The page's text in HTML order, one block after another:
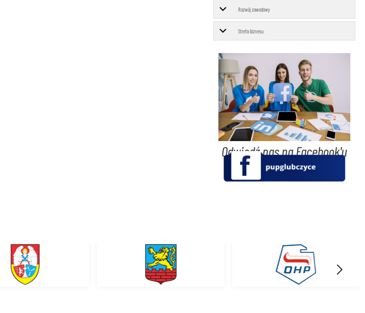
Rozwój zawodowy
Strefa biznesu
Odwiedź nas na Facebook'u